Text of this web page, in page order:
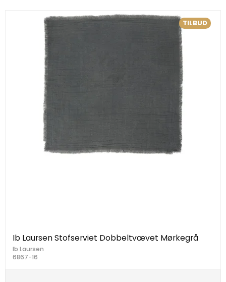
TILBUD
Ib Laursen Stofserviet Dobbeltvævet Mørkegrå
Ib Laursen
6867-16